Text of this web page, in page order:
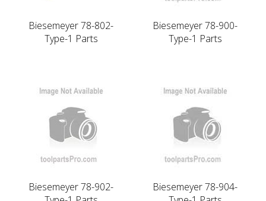
Biesemeyer 78-802-
Type-1 Parts
Biesemeyer 78-900-
Type-1 Parts
Biesemeyer 78-902-
Biesemeyer 78-904-